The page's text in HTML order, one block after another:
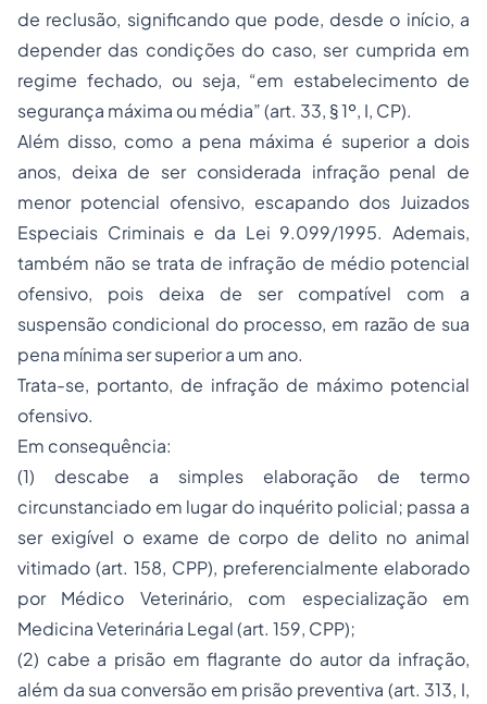
de reclusão, significando que pode, desde o início, a
depender das condições do caso, ser cumprida em
regime fechado, ou seja, “em estabelecimento de
segurança máxima ou média” (art. 33, § 1º, I, CP).
Além disso, como a pena máxima é superior a dois
anos, deixa de ser considerada infração penal de
menor potencial ofensivo, escapando dos Juizados
Especiais Criminais e da Lei 9.099/1995. Ademais,
também não se trata de infração de médio potencial
ofensivo, pois deixa de ser compatível com a
suspensão condicional do processo, em razão de sua
pena mínima ser superior a um ano.
Trata-se, portanto, de infração de máximo potencial
ofensivo.
Em consequência:
(1) descabe a simples elaboração de termo
circunstanciado em lugar do inquérito policial; passa a
ser exigível o exame de corpo de delito no animal
vitimado (art. 158, CPP), preferencialmente elaborado
por Médico Veterinário, com especialização em
Medicina Veterinária Legal (art. 159, CPP);
(2) cabe a prisão em flagrante do autor da infração,
além da sua conversão em prisão preventiva (art. 313, I,